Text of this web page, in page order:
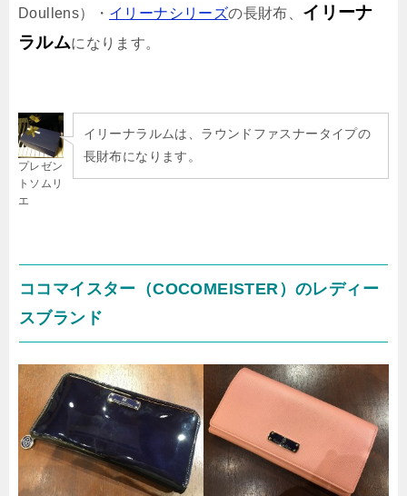
Doullens）・ イリーナシリーズの長財布、 イリーナ
ラルムになります。
プレゼン
トソムリ
エ
イリーナラルムは、ラウンドファスナータイプの
長財布になります。
ココマイスター（COCOMEISTER）のレディー
スブランド